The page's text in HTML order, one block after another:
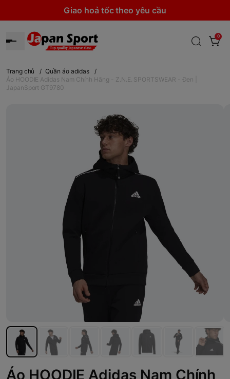
Giao hoả tốc theo yêu cầu
0
Trang chủ / Quần áo adidas
/
Áo HOODIE Adidas Nam Chính Hãng - Z.N.E. SPORTSWEAR - Đen |
JapanSport GT9780
Áo HOODIE Adidas Nam Chính